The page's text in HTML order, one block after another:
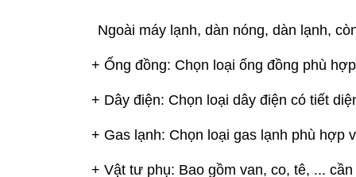
Ngoài máy lạnh, dàn nóng, dàn lạnh,
+ Ống đồng: Chọn loại ống đồng phù
+ Dây điện: Chọn loại dây điện có tiết
+ Gas lạnh: Chọn loại gas lạnh phù hợp
+ Vật tư phụ: Bao gồm van, co, tê, ...